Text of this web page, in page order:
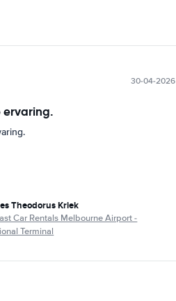
30-04-2026
Theodorus Kriek
Car Rentals Melbourne Airport -
Terminal